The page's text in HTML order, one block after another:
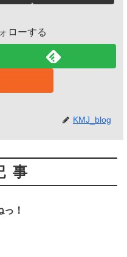
ローする
KMJ_blog
事
！